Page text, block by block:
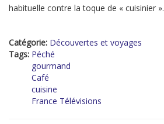
habituelle contre la toque de « cuisinier ».
Catégorie: Découvertes et voyages
Tags: Péché
gourmand
Café
cuisine
France Télévisions